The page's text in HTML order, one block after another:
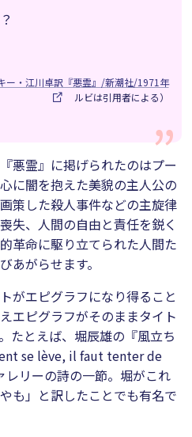
ー・江川卓訳『悪霊』/新潮社/1971年
ルビは引用者による）
悪霊』に掲げられたのはプー
に闇を抱えた美貌の主人公の
策した殺人事件などの主旋律
失、人間の自由と責任を鋭く
革命に駆り立てられた人間た
あがらせます。
がエピグラフになり得ること
エピグラフがそのままタイト
たとえば、堀辰雄の『風立ち
se lève, il faut tenter de
リーの詩の一節。堀がこれ
も」と訳したことでも有名で